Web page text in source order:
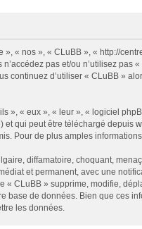
« nos », « CLuBB », « http://
pas et/ou n’utilisez
continuez d’utiliser « CLuBB »
», « eux », « leur », « logiciel
et qui peut être téléchargé depuis
Pour de plus amples
diffamatoire, choquant,
et permanent, avec une
CLuBB » supprime, modifie,
base de données. Bien que ces
les données.